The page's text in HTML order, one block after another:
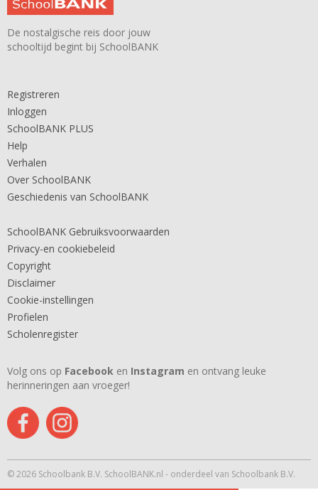
De nostalgische reis door jouw
schooltijd begint bij SchoolBANK
Registreren
Inloggen
SchoolBANK PLUS
Help
Verhalen
Over SchoolBANK
Geschiedenis van SchoolBANK
SchoolBANK Gebruiksvoorwaarden
Privacy-en cookiebeleid
Copyright
Disclaimer
Cookie-instellingen
Profielen
Scholenregister
Volg ons op Facebook en Instagram en ontvang leuke
herinneringen aan vroeger!
© 2026 Schoolbank B.V. SchoolBANK.nl - onderdeel van Schoolbank B.V.